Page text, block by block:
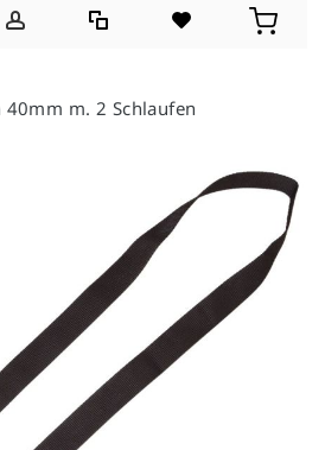
40mm m. 2 Schlaufen